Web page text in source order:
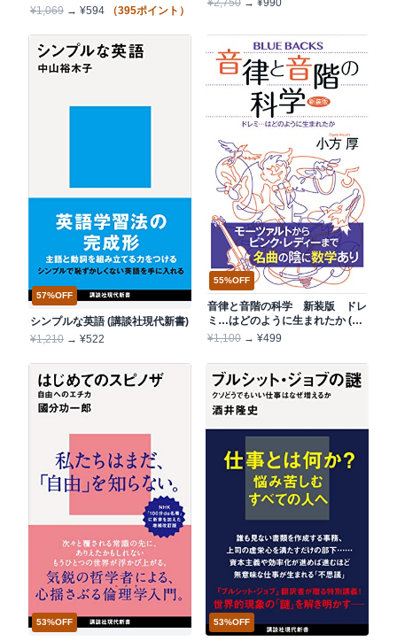
¥1,069 → ¥594 （395ポイント）
¥2,750 → ¥990
57%OFF
シンプルな英語 (講談社現代新書)
¥1,210 → ¥522
55%OFF
音律と音階の科学 新装版 ドレ
ミ…はどのように生まれたか (ブ
ルーバックス)
¥1,100 → ¥499
53%OFF 53%OFF